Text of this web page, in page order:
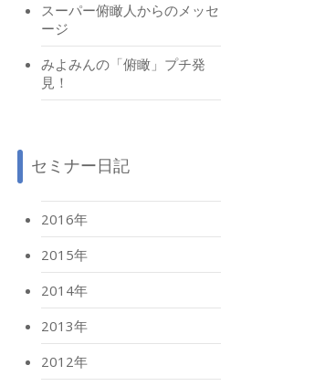
スーパー俯瞰人からのメッセ
ージ
みよみんの「俯瞰」プチ発
見！
セミナー日記
2016年
2015年
2014年
2013年
2012年